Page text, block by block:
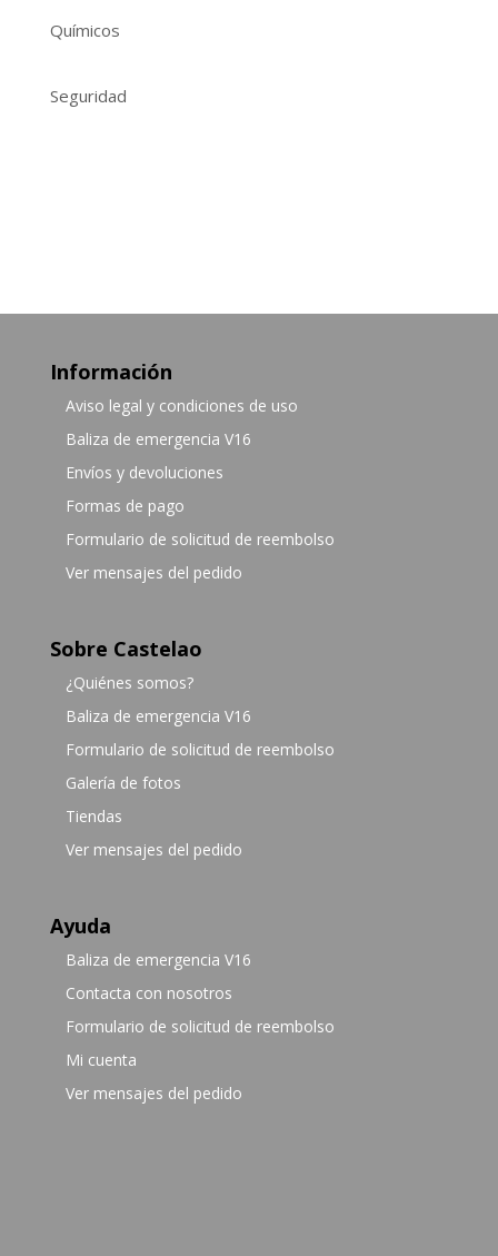
Químicos
Seguridad
Información
Aviso legal y condiciones de uso
Baliza de emergencia V16
Envíos y devoluciones
Formas de pago
Formulario de solicitud de reembolso
Ver mensajes del pedido
Sobre Castelao
¿Quiénes somos?
Baliza de emergencia V16
Formulario de solicitud de reembolso
Galería de fotos
Tiendas
Ver mensajes del pedido
Ayuda
Baliza de emergencia V16
Contacta con nosotros
Formulario de solicitud de reembolso
Mi cuenta
Ver mensajes del pedido